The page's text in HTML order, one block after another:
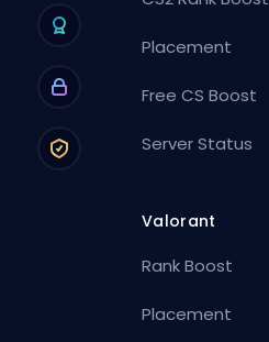
Placement
Free CS Boost
Server Status
Valorant
Rank Boost
Placement